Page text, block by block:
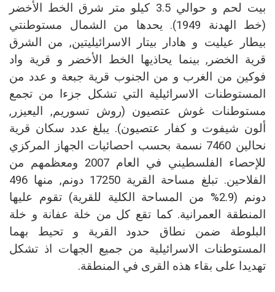
بيت لحم و حوالي 3.5 كيلو متر شرق الخط الأخضر
(خط الهدنة 1949). يحدها من الشمال مستوطنتي
بيطار عيليت و هادار بيتار الاسرائيليتين, من الشرق
قرية الخضر, بينما يحاذيها الخط الأخضر و قرية واد
فوكين من الغرب و من الجنوب قرية جبعة و عدد من
المستوطنات الاسرائيلية التي تشكل جزءا من تجمع
مستوطنات غوش عتصيون (روش تسوريم, اليعيزر,
ألون شيفوت و كفار عتصيون). يبلغ عدد سكان قرية
نحالين 7460 نسمة بحسب احصائيات الجهاز المركزي
للإحصاء الفلسطيني في العام 2007 ومعظمهم من
الفلاحين. تبلغ مساحة القرية 17250 دونم, منها 496
دونم (2.9% من المساحة الكلية للقرية) تقوم عليها
المنطقة العمرانية. كما تقع كل من خلة عفانة و خلة
البلوطة ضمن نطاق حدود القرية و تحيط بهما
المستوطنات الاسرائيلية من جميع الجهات اذ تشكل
تهديدا على بقاء هذه القرى في المنطقة.